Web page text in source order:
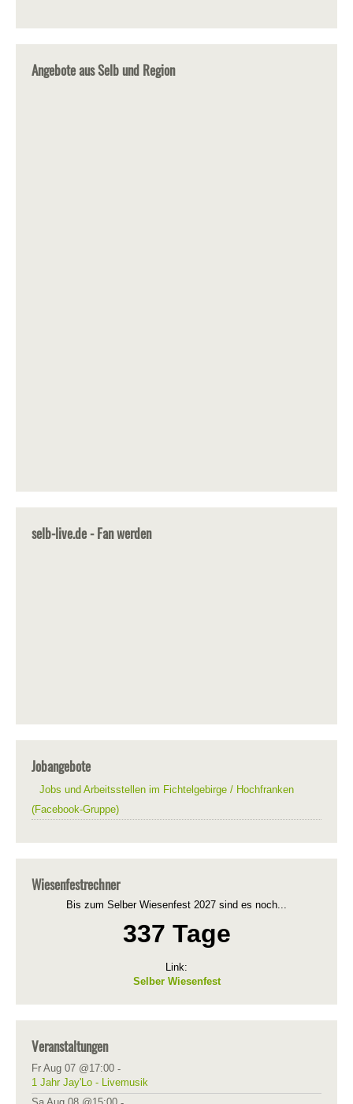
Angebote aus Selb und Region
selb-live.de - Fan werden
Jobangebote
Jobs und Arbeitsstellen im Fichtelgebirge / Hochfranken
(Facebook-Gruppe)
Wiesenfestrechner
Bis zum Selber Wiesenfest 2027 sind es noch...
337 Tage
Link:
Selber Wiesenfest
Veranstaltungen
Fr Aug 07 @17:00 -
1 Jahr Jay'Lo - Livemusik